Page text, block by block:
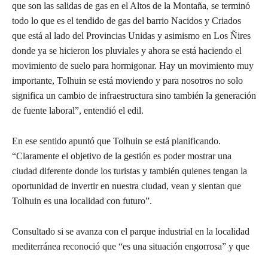
que son las salidas de gas en el Altos de la Montaña, se terminó
todo lo que es el tendido de gas del barrio Nacidos y Criados
que está al lado del Provincias Unidas y asimismo en Los Ñires
donde ya se hicieron los pluviales y ahora se está haciendo el
movimiento de suelo para hormigonar. Hay un movimiento muy
importante, Tolhuin se está moviendo y para nosotros no solo
significa un cambio de infraestructura sino también la generación
de fuente laboral”, entendió el edil.
En ese sentido apuntó que Tolhuin se está planificando.
“Claramente el objetivo de la gestión es poder mostrar una
ciudad diferente donde los turistas y también quienes tengan la
oportunidad de invertir en nuestra ciudad, vean y sientan que
Tolhuin es una localidad con futuro”.
Consultado si se avanza con el parque industrial en la localidad
mediterránea reconoció que “es una situación engorrosa” y que